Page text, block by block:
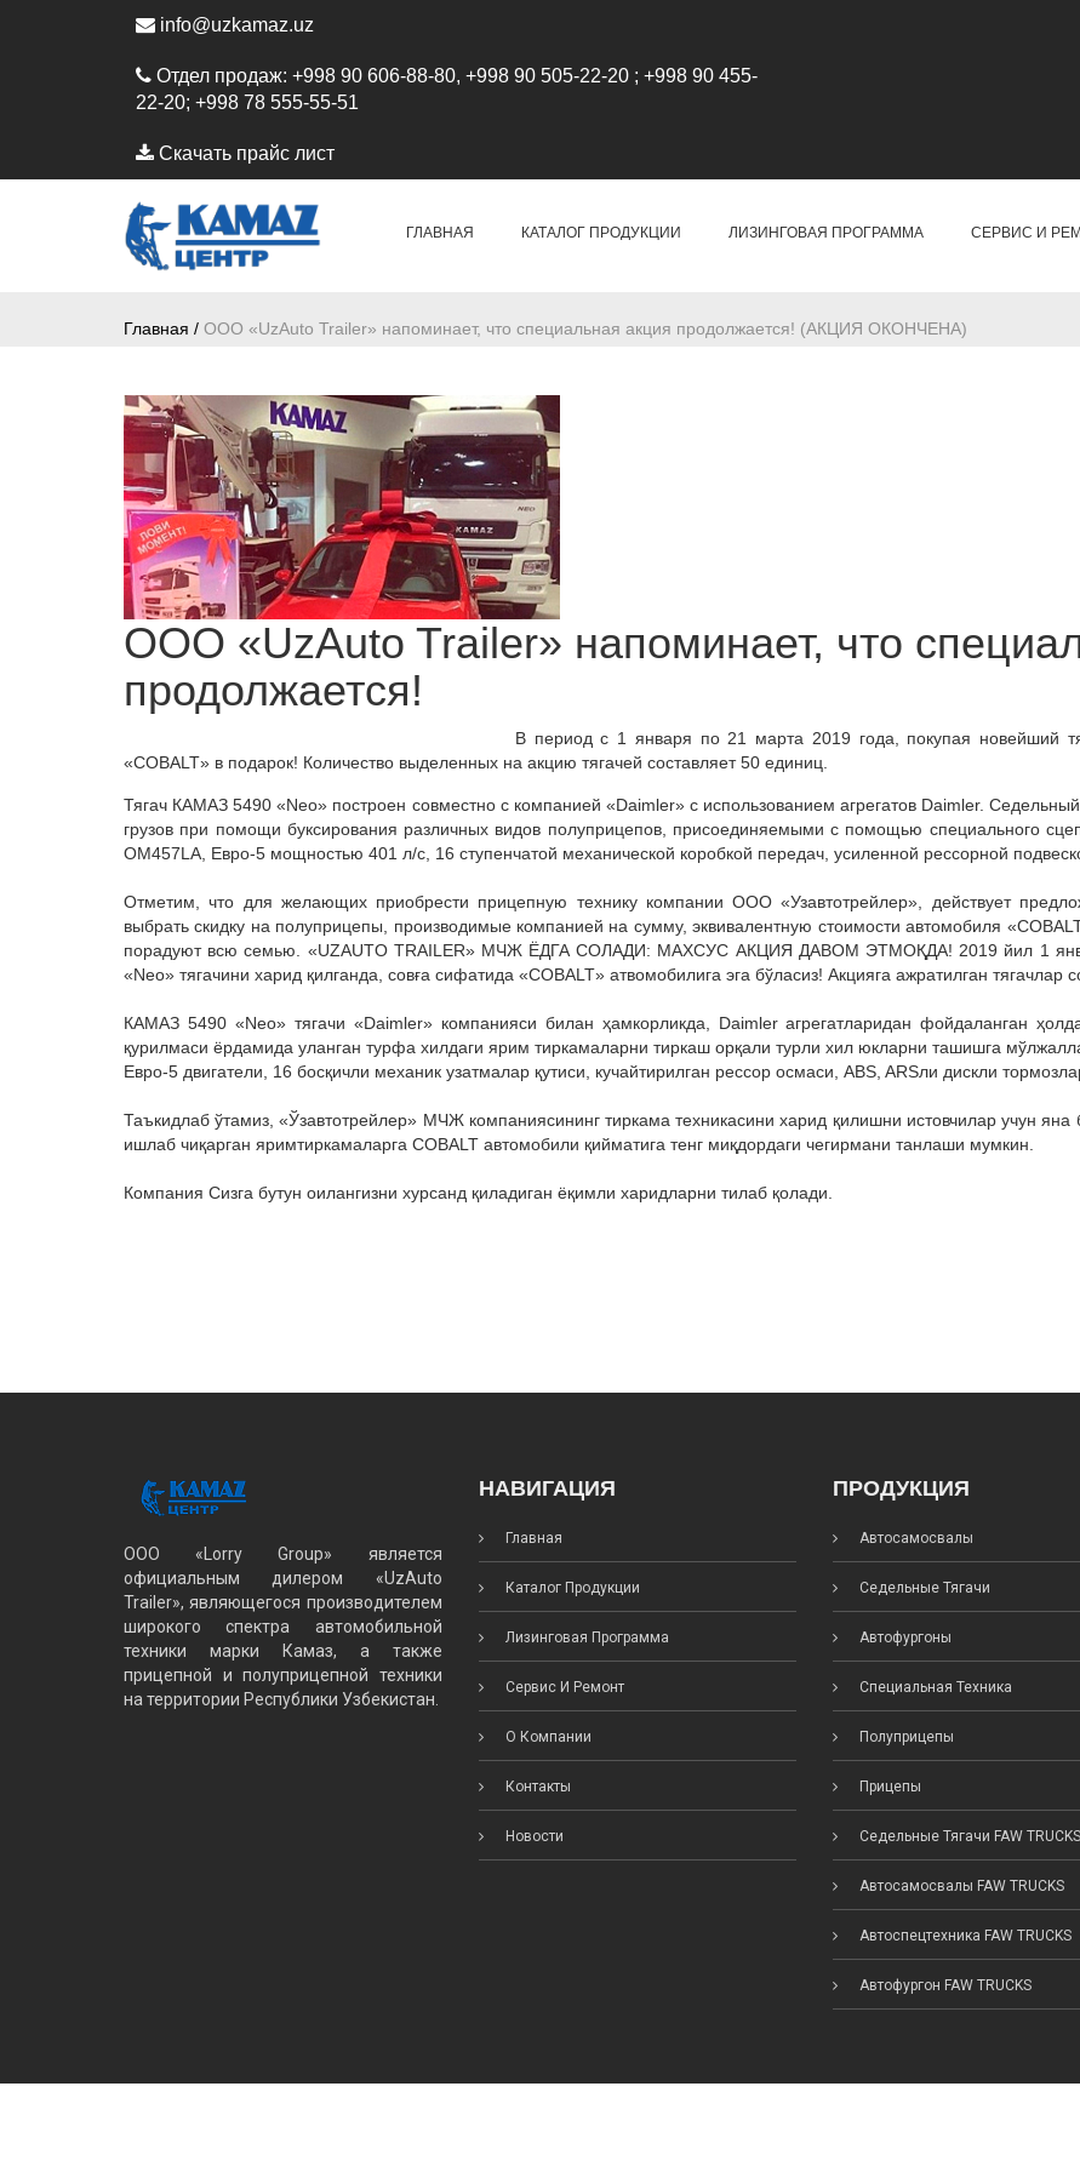
info@uzkamaz.uz
Отдел продаж: +998 90 606-88-80, +998 90 505-22-20 ; +998 90 455-
22-20; +998 78 555-55-51
Скачать прайс лист
ГЛАВНАЯ КАТАЛОГ ПРОДУКЦИИ ЛИЗИНГОВАЯ ПРОГРАММА СЕРВИС И
Главная / ООО «UzAuto Trailer» напоминает, что специальная акция продолжается! (АКЦИЯ ОКОНЧЕНА)
ООО «UzAuto Trailer» напоминает, что
продолжается!
В период с 1 января по 21 марта 2019 года, покупая новейший
«COBALT» в подарок! Количество выделенных на акцию тягачей составляет 50 единиц.
Тягач КАМАЗ 5490 «Neo» построен совместно с компанией «Daimler» с использованием агрегатов Daimler.
грузов при помощи буксирования различных видов полуприцепов, присоединяемыми с помощью специального
OM457LA, Евро-5 мощностью 401 л/с, 16 ступенчатой механической коробкой передач, усиленной рессорной
Отметим, что для желающих приобрести прицепную технику компании ООО «Узавтотрейлер», действует
выбрать скидку на полуприцепы, производимые компанией на сумму, эквивалентную стоимости автомобиля
порадуют всю семью. «UZAUTO TRAILER» МЧЖ ЁДГА СОЛАДИ: МАХСУС АКЦИЯ ДАВОМ ЭТМОҚДА! 2019 йил 1
«Neo» тягачини харид қилганда, совға сифатида «COBALT» атвомобилига эга бўласиз! Акцияга ажратилган тягачлар
КАМАЗ 5490 «Neo» тягачи «Daimler» компанияси билан ҳамкорликда, Daimler агрегатларидан фойдаланган
қурилмаси ёрдамида уланган турфа хилдаги ярим тиркамаларни тиркаш орқали турли хил юкларни ташишга
Евро-5 двигатели, 16 босқичли механик узатмалар қутиси, кучайтирилган рессор осмаси, ABS, ARSли дискли
Таъкидлаб ўтамиз, «Ўзавтотрейлер» МЧЖ компаниясининг тиркама техникасини харид қилишни истовчилар учун
ишлаб чиқарган яримтиркамаларга COBALT автомобили қийматига тенг миқдордаги чегирмани танлаши мумкин.
Компания Сизга бутун оилангизни хурсанд қиладиган ёқимли харидларни тилаб қолади.
ООО «Lorry Group» является
официальным дилером «UzAuto
Trailer», являющегося производителем
широкого спектра автомобильной
техники марки Камаз, а также
прицепной и полуприцепной техники
на территории Республики Узбекистан.
НАВИГАЦИЯ
Главная
Каталог Продукции
Лизинговая Программа
Сервис И Ремонт
О Компании
Контакты
Новости
ПРОДУКЦИЯ
Автосамосвалы
Седельные Тягачи
Автофургоны
Специальная Техника
Полуприцепы
Прицепы
Седельные Тягачи FAW TRUCKS
Автосамосвалы FAW TRUCKS
Автоспецтехника FAW TRUCKS
Автофургон FAW TRUCKS